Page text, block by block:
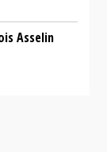
Asselin